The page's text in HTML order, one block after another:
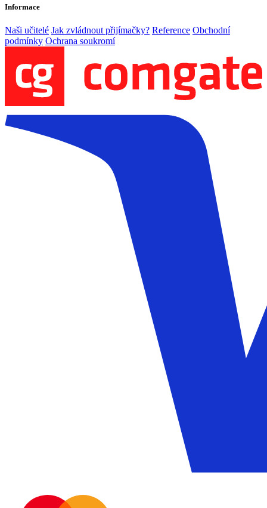
Informace
Naši učitelé Jak zvládnout přijímačky? Reference Obchodní
podmínky Ochrana soukromí